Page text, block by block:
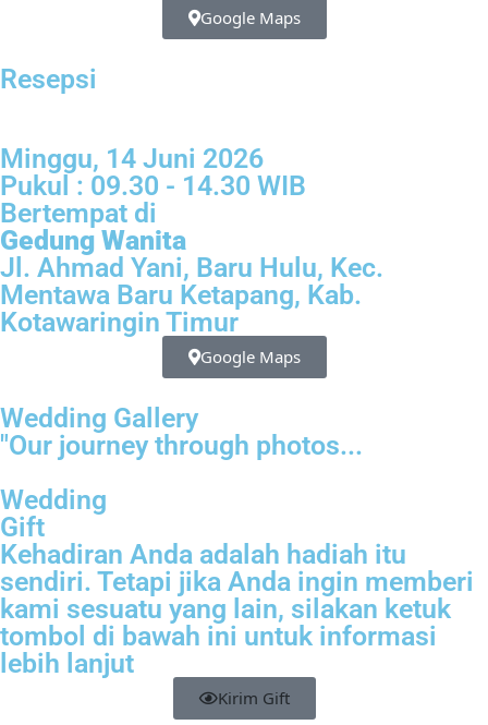
Google Maps
Resepsi
Minggu, 14 Juni 2026
Pukul : 09.30 - 14.30 WIB
Bertempat di
Gedung Wanita
Jl. Ahmad Yani, Baru Hulu, Kec.
Mentawa Baru Ketapang, Kab.
Kotawaringin Timur
Google Maps
Wedding Gallery
"Our journey through photos...
Wedding
Gift
Kehadiran Anda adalah hadiah itu
sendiri. Tetapi jika Anda ingin memberi
kami sesuatu yang lain, silakan ketuk
tombol di bawah ini untuk informasi
lebih lanjut
Kirim Gift